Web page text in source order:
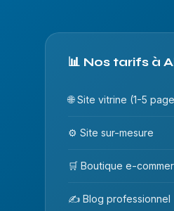
📊 Nos tarifs à
🌐 Site vitrine (1-5
⚙️ Site sur-mesure
🛒 Boutique e-
✍️ Blog professionnel